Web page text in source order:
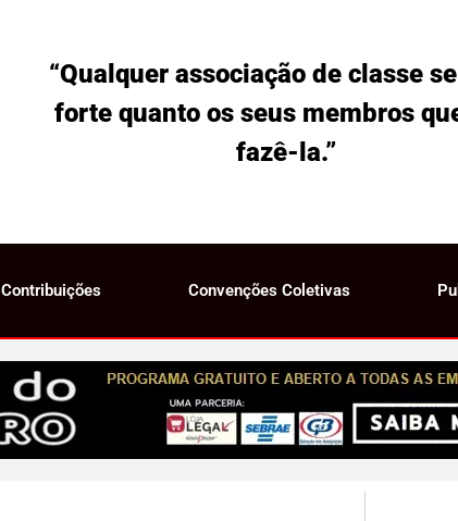
“Qualquer associação de classe
forte quanto os seus membros
fazê-la.”
Contribuições Convenções Coletivas